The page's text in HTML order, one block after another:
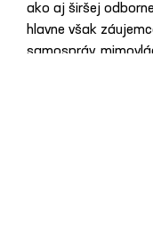
ako aj širšej
hlavne však
samospráv,